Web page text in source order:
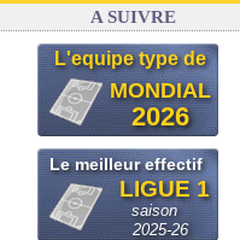
A SUIVRE
L'equipe type de
MONDIAL
2026
Le meilleur effectif
LIGUE 1
saison
2025-26